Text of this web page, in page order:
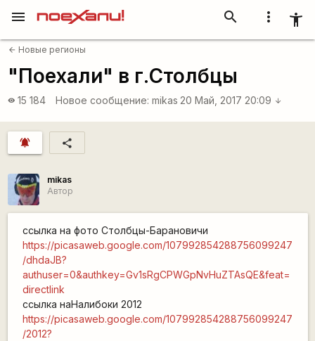
more_vert accessibility_new
search
menu
arrow_back Новые регионы
"Поехали" в г.Столбцы
visibility 15 184 Новое сообщение: mikas 20 Май, 2017 20:09 arrow_downward
notifications_active share
mikas
Автор
ссылка на фото Столбцы-Барановичи
https://picasaweb.google.com/107992854288756099247
/dhdaJB?
authuser=0&authkey=Gv1sRgCPWGpNvHuZTAsQE&feat=
directlink
ссылка наНалибоки 2012
https://picasaweb.google.com/107992854288756099247
/2012?